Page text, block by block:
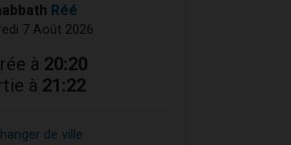
Réé
7 Août 2026
à 20:20
à 21:22
de ville